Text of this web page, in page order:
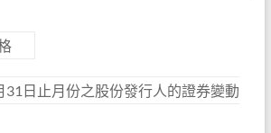
31日止月份之股份發行人的證券變動